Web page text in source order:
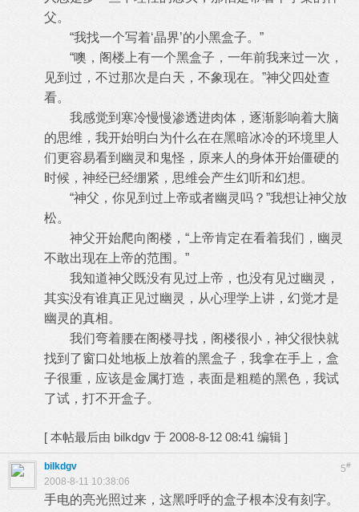
父。
“我找一个写着‘晶界’的小黑盒子。”
“噢，阁楼上有一个黑盒子，一年前我来过一次，
见到过，不过那次是白天，不象现在。”神父四处查
看。
我感觉到寒冷慢慢渗透进肉体，逐渐影响着大脑
的思维，我开始明白为什么在在黑暗冰冷的环境里人
们更容易看到幽灵和鬼怪，原来人的身体开始僵硬的
时候，神经已经绷紧，思维会产生幻听和幻想。
“神父，你见到过上帝或者幽灵吗？”我想让神父放
松。
神父开始爬向阁楼，“上帝肯定在看着我们，幽灵
不敢出现在上帝的范围。”
我知道神父既没有见过上帝，也没有见过幽灵，
其实没有谁真正见过幽灵，从心理学上讲，幻觉才是
幽灵的真相。
我们弯着腰在阁楼寻找，阁楼很小，神父很快就
找到了窗口处地板上放着的黑盒子，我拿在手上，盒
子很重，应该是金属打造，表面是粗糙的黑色，我试
了试，打不开盒子。
[ 本帖最后由 bilkdgv 于 2008-8-12 08:41 编辑 ]
5#
bilkdgv
2008-8-11 10:38:06
手电的亮光照过来，这黑呼呼的盒子根本没有刻字。